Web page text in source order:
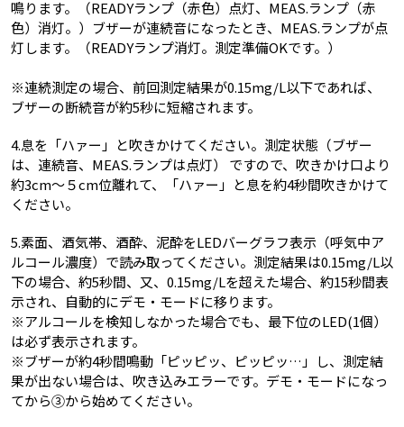
鳴ります。（READYランプ（赤色）点灯、MEAS.ランプ（赤
色）消灯。）ブザーが連続音になったとき、MEAS.ランプが点
灯します。（READYランプ消灯。測定準備OKです。）
※連続測定の場合、前回測定結果が0.15mg/L以下であれば、
ブザーの断続音が約5秒に短縮されます。
4.息を「ハァー」と吹きかけてください。測定状態（ブザー
は、連続音、MEAS.ランプは点灯） ですので、吹きかけ口より
約3cm～５cm位離れて、「ハァー」と息を約4秒間吹きかけて
ください。
5.素面、酒気帯、酒酔、泥酔をLEDバーグラフ表示（呼気中ア
ルコール濃度）で読み取ってください。測定結果は0.15mg/L以
下の場合、約5秒間、又、0.15mg/Lを超えた場合、約15秒間表
示され、自動的にデモ・モードに移ります。
※アルコールを検知しなかった場合でも、最下位のLED(1個）
は必ず表示されます。
※ブザーが約4秒間鳴動「ピッピッ、ピッピッ…」し、測定結
果が出ない場合は、吹き込みエラーです。デモ・モードになっ
てから③から始めてください。